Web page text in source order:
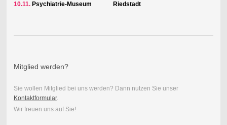
10.11. Psychiatrie-Museum Riedstadt
Mitglied werden?
Sie wollen Mitglied bei uns werden? Dann nutzen Sie unser
Kontaktformular.
Wir freuen uns auf Sie!